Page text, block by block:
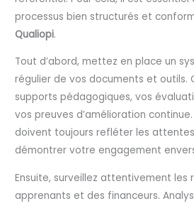
processus bien structurés et
Qualiopi.
Tout d’abord, mettez en place un
régulier de vos documents et outils.
supports pédagogiques, vos
vos preuves d’amélioration
doivent toujours refléter les
démontrer votre engagement
Ensuite, surveillez attentivement les
apprenants et des financeurs.